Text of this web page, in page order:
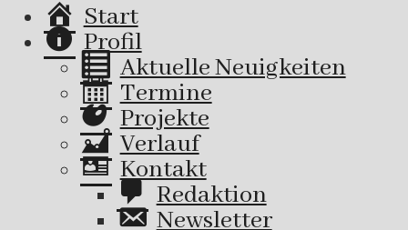
Start
Profil
Aktuelle Neuigkeiten
Termine
Projekte
Verlauf
Kontakt
Redaktion
Newsletter